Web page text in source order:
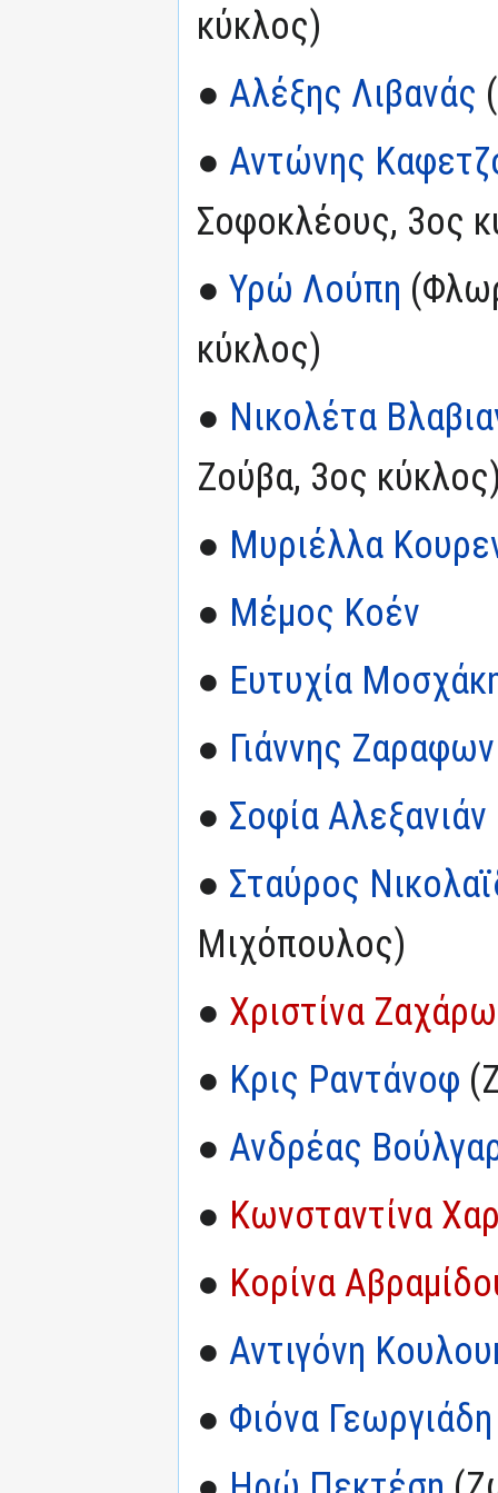
κύκλος)
● Αλέξης Λιβανάς
● Αντώνης
Σοφοκλέους, 3ος
● Υρώ Λούπη
κύκλος)
● Νικολέτα
Ζούβα, 3ος
● Μυριέλλα
● Μέμος Κοέν
● Ευτυχία
● Γιάννης
● Σοφία Αλεξανιάν
● Σταύρος
Μιχόπουλος)
● Χριστίνα
● Κρις Ραντάνοφ
● Ανδρέας
● Κωνσταντίνα
● Κορίνα
● Αντιγόνη
● Φιόνα Γεωργιάδη